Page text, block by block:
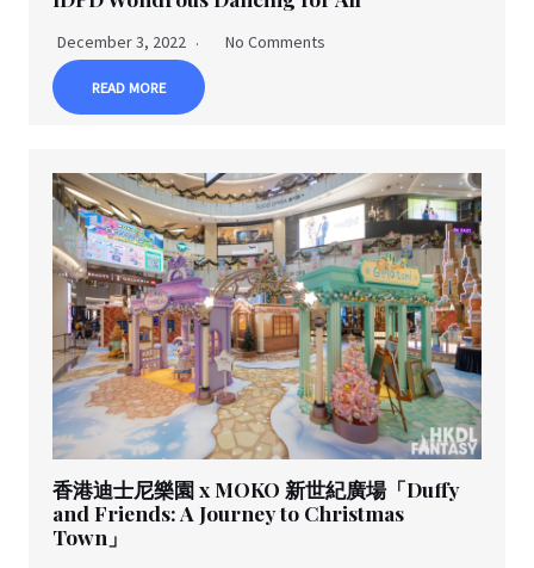
December 3, 2022 No Comments
READ MORE
香港迪士尼樂園 x MOKO 新世紀廣場「Duffy
and Friends: A Journey to Christmas
Town」